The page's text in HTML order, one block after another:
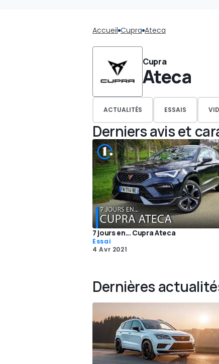
Accueil Cupra Ateca
Cupra
Ateca
ACTUALITÉS ESSAIS
Derniers avis et
7 jours en... Cupra Ateca
Essai
4 Avr 2021
Dernières